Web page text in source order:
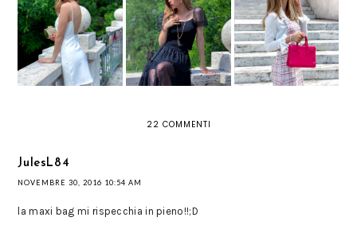
VESTITO BIANCO
CON LA SCHIENA
SCOPERTA E TANTE
PERLE
TUTTA LA BELLEZZA
DELLA NATURA NEI
GIOIELLI NOMADIC
DI
ANMICOLLECTIONS
TRE NUOVI LOOK
PRIMAVERILI
22 COMMENTI
JulesL84
NOVEMBRE 30, 2016 10:54 AM
la maxi bag mi rispecchia in pieno!!;D